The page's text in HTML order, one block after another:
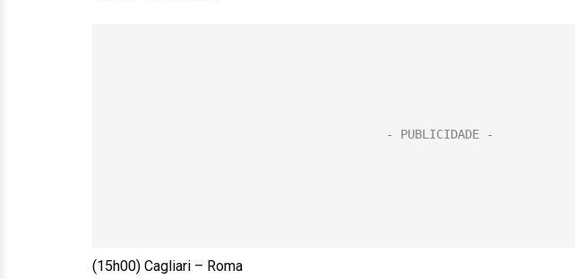
(15h00) Cagliari – Roma